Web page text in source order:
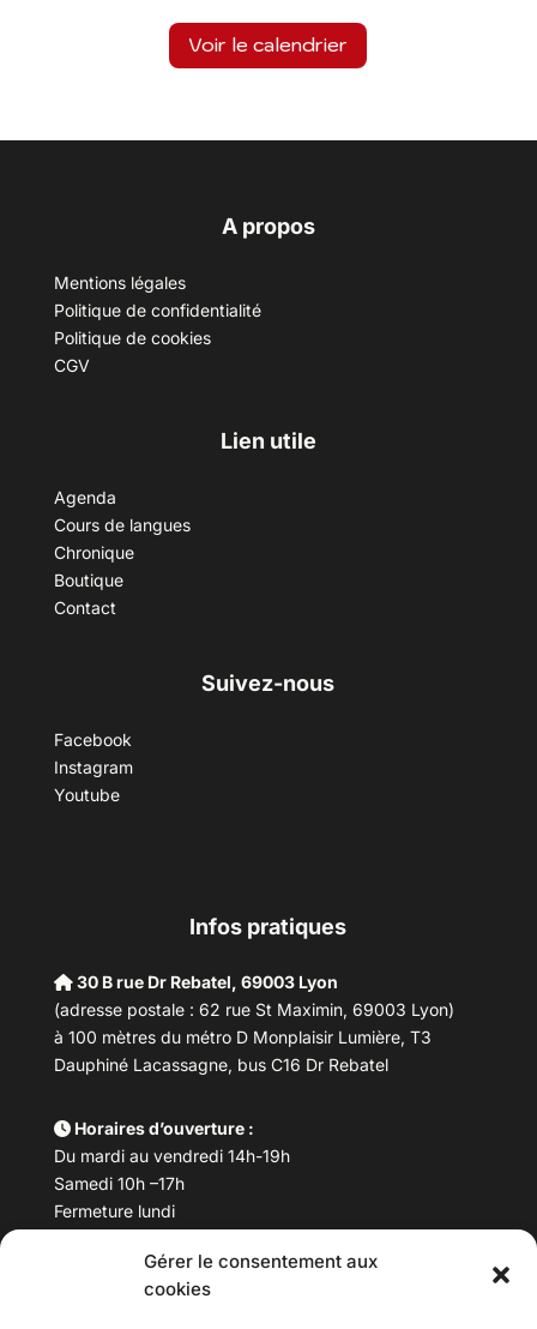
Gérer le consentement aux
cookies
Voir le calendrier
A propos
Mentions légales
Politique de confidentialité
Politique de cookies
CGV
Lien utile
Agenda
Cours de langues
Chronique
Boutique
Contact
Suivez-nous
Facebook
Instagram
Youtube
Infos pratiques
30 B rue Dr Rebatel, 69003 Lyon
(adresse postale : 62 rue St Maximin, 69003 Lyon)
à 100 mètres du métro D Monplaisir Lumière, T3
Dauphiné Lacassagne, bus C16 Dr Rebatel
Horaires d’ouverture :
Du mardi au vendredi 14h-19h
Samedi 10h –17h
Fermeture lundi
Téléphone : 04 78 53 06 40
maisondesculturesasiatiques@asiexpo.com